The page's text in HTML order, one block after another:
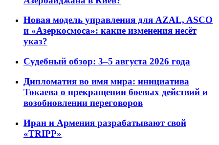
Новая модель управления для AZAL, ASCO
и «Азеркосмоса»: какие изменения несёт
указ?
Судебный обзор: 3–5 августа 2026 года
Дипломатия во имя мира: инициатива
Токаева о прекращении боевых действий и
возобновлении переговоров
Иран и Армения разрабатывают свой
«TRIPP»